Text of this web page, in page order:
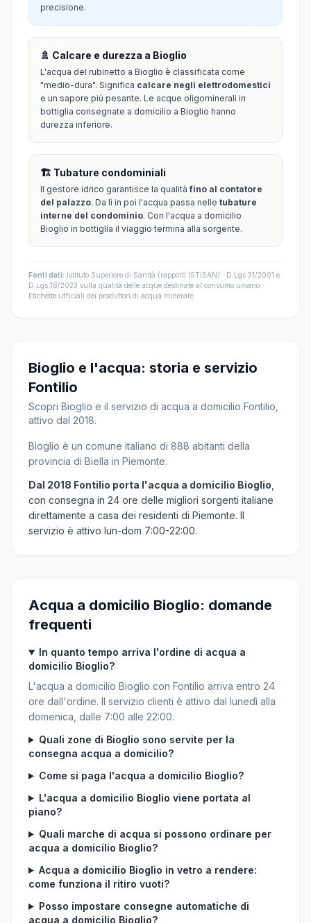
precisione.
🚿 Calcare e durezza a Bioglio
L'acqua del rubinetto a Bioglio è classificata come
"medio-dura". Significa calcare negli elettrodomestici
e un sapore più pesante. Le acque oligominerali in
bottiglia consegnate a domicilio a Bioglio hanno
durezza inferiore.
🏗️ Tubature condominiali
Il gestore idrico garantisce la qualitàfino al contatore
del palazzo. Da lì in poi l'acqua passa nelle tubature
interne del condominio. Con l'acqua a domicilio
Bioglio in bottiglia il viaggio termina alla sorgente.
Fonti dati: Istituto Superiore di Sanità (rapporti ISTISAN) · D.Lgs 31/2001 e
D.Lgs 18/2023 sulla qualità delle acque destinate al consumo umano ·
Etichette ufficiali dei produttori di acqua minerale.
Bioglio e l'acqua: storia e servizio
Fontilio
Scopri Bioglio e il servizio di acqua a domicilio Fontilio,
attivo dal 2018.
Bioglio è un comune italiano di 888 abitanti della
provincia di Biella in Piemonte.
Dal 2018 Fontilio porta l'acqua a domicilio Bioglio
con consegna in 24 ore delle migliori sorgenti italiane
direttamente a casa dei residenti di Piemonte. Il
servizio è attivo lun-dom 7:00-22:00.
Acqua a domicilio Bioglio: domande
frequenti
In quanto tempo arriva l'ordine di acqua a
domicilio Bioglio?
L'acqua a domicilio Bioglio con Fontilio arriva entro 24
ore dall'ordine. Il servizio clienti è attivo dal lunedì alla
domenica, dalle 7:00 alle 22:00.
Quali zone di Bioglio sono servite per la
consegna acqua a domicilio?
Come si paga l'acqua a domicilio Bioglio?
L'acqua a domicilio Bioglio viene portata al
piano?
Quali marche di acqua si possono ordinare per
acqua a domicilio Bioglio?
Acqua a domicilio Bioglio in vetro a rendere:
come funziona il ritiro vuoti?
Posso impostare consegne automatiche di
acqua a domicilio Bioglio?